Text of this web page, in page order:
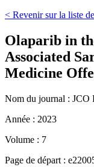
< Revenir sur la liste
Olaparib in
Associated
Medicine
Nom du journal : JCO
Année : 2023
Volume : 7
Page de départ :